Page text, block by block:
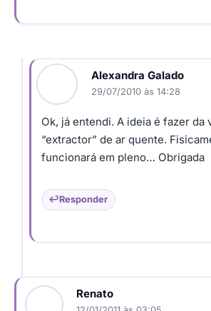
Alexandra Galado
29/07/2010 às 14:28
Ok, já entendi. A ideia é fazer da
“extractor” de ar quente.
funcionará em pleno… Obrigada
Responder
Renato